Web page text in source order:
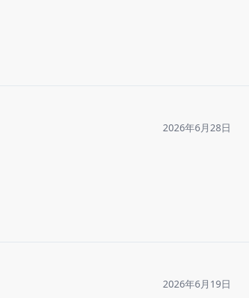
2026年6月28日
2026年6月19日